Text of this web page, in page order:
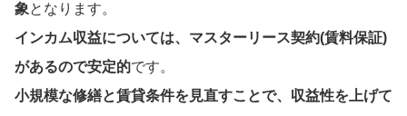
象となります。
インカム収益については、マスターリース契約(賃料保証)
があるので安定的です。
小規模な修繕と賃貸条件を見直すことで、収益性を上げて